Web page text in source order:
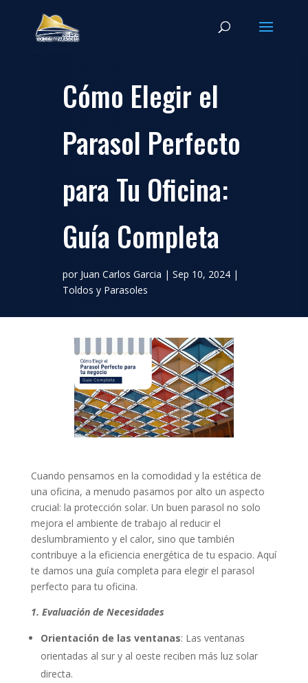
Cómo Elegir el
Parasol Perfecto
para Tu Oficina:
Guía Completa
por Juan Carlos Garcia | Sep 10, 2024 |
Toldos y Parasoles
Cuando pensamos en la comodidad y la estética de
una oficina, a menudo pasamos por alto un aspecto
crucial: la protección solar. Un buen parasol no solo
mejora el ambiente de trabajo al reducir el
deslumbramiento y el calor, sino que también
contribuye a la eficiencia energética de tu espacio. Aquí
te damos una guía completa para elegir el parasol
perfecto para tu oficina.
1. Evaluación de Necesidades
Orientación de las ventanas: Las ventanas
orientadas al sur y al oeste reciben más luz solar
directa.